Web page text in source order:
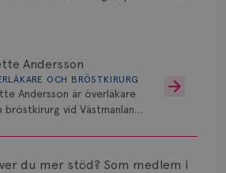
Andersson
OCH BRÖSTKIRURG
Andersson är överläkare
bröstkirurg vid Västmanlands
du mer stöd? Som medlem i